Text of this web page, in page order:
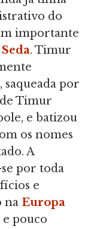
do
importante
. Timur
saqueada por
Timur
e batizou
os nomes
A
por toda
e
na Europa
e pouco